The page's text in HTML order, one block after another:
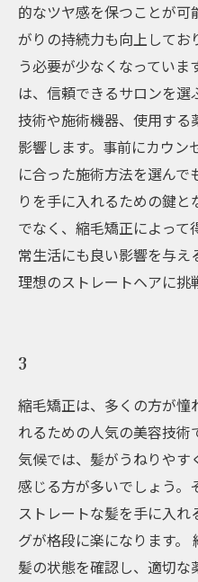
的なツヤ感を保つことが
がりの持続力も向上して
う必要が少なくなっていま
は、信頼できるサロンを選
技術や施術機器、使用する
影響します。事前にカウ
に合った施術方法を選ん
りを手に入れるための鍵
でなく、縮毛矯正によって
常生活にも良い影響を与え
理想のストレートヘアに挑
3
縮毛矯正は、多くの方が憧
れるための人気の美容技術
気候では、髪がうねりやす
感じる方が多いでしょう。
ストレートな髪を手に入
グが格段に楽になります。
髪の状態を確認し、適切